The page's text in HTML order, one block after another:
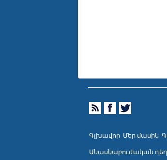
Գլխավոր Մեր մասին
Անասնաբուժական